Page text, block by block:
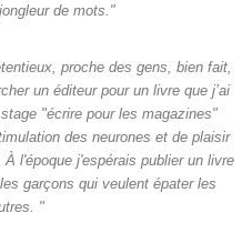
de mots."
proche des gens, bien fait,
un éditeur pour un livre que j’ai
"écrire pour les magazines"
des neurones et de plaisir
l'époque j'espérais publier un livre
garçons qui veulent épater les
"